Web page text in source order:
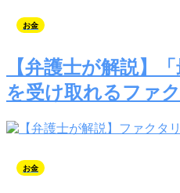
お金
【弁護士が解説】
を受け取れるファ
お金